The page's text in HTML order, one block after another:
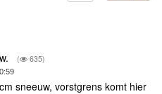
( 635)
sneeuw, vorstgrens komt hier